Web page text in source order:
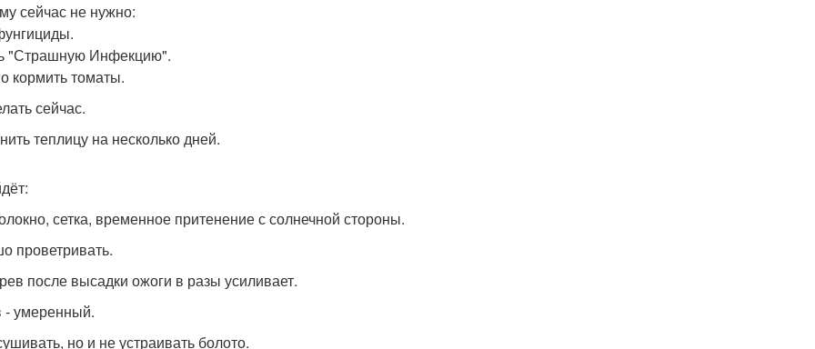
сейчас не нужно:
"Страшную Инфекцию".
кормить томаты.
сейчас.
теплицу на несколько дней.
сетка, временное притенение с солнечной стороны.
проветривать.
после высадки ожоги в разы усиливает.
- умеренный.
но и не устраивать болото.